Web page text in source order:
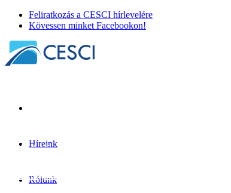
Feliratkozás a CESCI hírlevelére
Kövessen minket Facebookon!
Híreink
Rólunk
Felhívás tanulmányok
Tudásmegosztás